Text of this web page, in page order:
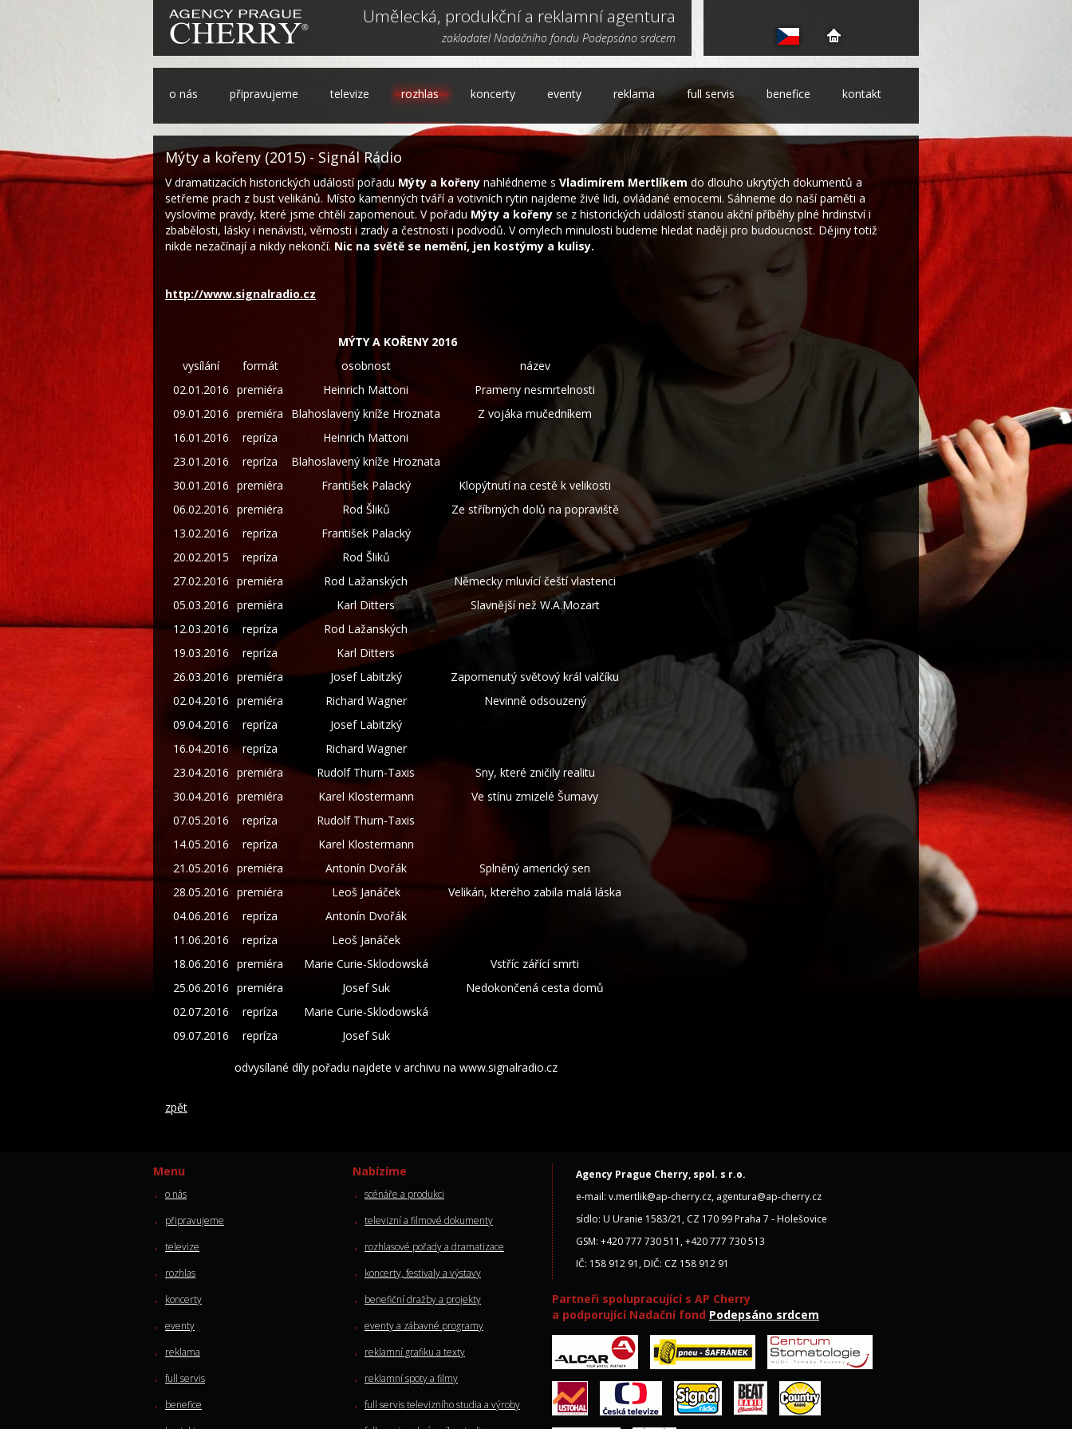
Umělecká, produkční a reklamní agentura
zakladatel Nadačního fondu Podepsáno srdcem
o nás připravujeme televize rozhlas koncerty eventy reklama full servis benefice kontakt
Mýty a kořeny (2015) - Signál Rádio
V dramatizacích historických událostí pořadu Mýty a kořeny nahlédneme s Vladimírem Mertlíkem do dlouho ukrytých dokumentů a
setřeme prach z bust velikánů. Místo kamenných tváří a votivních rytin najdeme živé lidi, ovládané emocemi. Sáhneme do naší paměti a
vyslovíme pravdy, které jsme chtěli zapomenout. V pořadu Mýty a kořeny se z historických událostí stanou akční příběhy plné hrdinství i
zbabělosti, lásky i nenávisti, věrnosti i zrady a čestnosti i podvodů. V omylech minulosti budeme hledat naději pro budoucnost. Dějiny totiž
nikde nezačínají a nikdy nekončí. Nic na světě se nemění, jen kostýmy a kulisy.
http://www.signalradio.cz
MÝTY A KOŘENY 2016
vysílání
formát osobnost
název
02.01.2016 premiéra Heinrich Mattoni
Prameny nesmrtelnosti
09.01.2016 premiéra Blahoslavený kníže Hroznata
Z vojáka mučedníkem
16.01.2016
repríza
Heinrich Mattoni
23.01.2016
repríza
Blahoslavený kníže Hroznata
30.01.2016 premiéra František Palacký
Klopýtnutí na cestě k velikosti
06.02.2016 premiéra Rod Šliků
Ze stříbrných dolů na popraviště
13.02.2016
repríza
František Palacký
20.02.2015
repríza
Rod Šliků
27.02.2016 premiéra Rod Lažanských
Německy mluvící čeští vlastenci
05.03.2016 premiéra Karl Ditters
Slavnější než W.A.Mozart
12.03.2016
repríza
Rod Lažanských
19.03.2016
repríza
Karl Ditters
26.03.2016 premiéra Josef Labitzký
Zapomenutý světový král valčíku
02.04.2016 premiéra Richard Wagner
Nevinně odsouzený
09.04.2016
repríza
Josef Labitzký
16.04.2016
repríza
Richard Wagner
23.04.2016 premiéra Rudolf Thurn-Taxis
Sny, které zničily realitu
30.04.2016 premiéra Karel Klostermann
Ve stínu zmizelé Šumavy
07.05.2016
repríza
Rudolf Thurn-Taxis
14.05.2016
repríza
Karel Klostermann
21.05.2016 premiéra Antonín Dvořák
Splněný americký sen
28.05.2016 premiéra Leoš Janáček
Velikán, kterého zabila malá láska
04.06.2016
repríza
Antonín Dvořák
11.06.2016
repríza
Leoš Janáček
18.06.2016 premiéra Marie Curie-Sklodowská
Vstříc zářící smrti
25.06.2016 premiéra Josef Suk
Nedokončená cesta domů
02.07.2016
repríza
Marie Curie-Sklodowská
09.07.2016
repríza Josef Suk
odvysílané díly pořadu najdete v archivu na www.signalradio.cz
zpět
Menu
o nás
připravujeme
televize
rozhlas
koncerty
eventy
reklama
full servis
benefice
Nabízíme
scénáře a produkci
televizní a filmové dokumenty
rozhlasové pořady a dramatizace
koncerty, festivaly a výstavy
benefiční dražby a projekty
eventy a zábavné programy
reklamní grafiku a texty
reklamní spoty a filmy
full servis televizního studia a výroby
Agency Prague Cherry, spol. s r.o.
e-mail: v.mertlik@ap-cherry.cz, agentura@ap-cherry.cz
sídlo: U Uranie 1583/21, CZ 170 99 Praha 7 - Holešovice
GSM: +420 777 730 511, +420 777 730 513
IČ: 158 912 91, DIČ: CZ 158 912 91
Partneři spolupracující s AP Cherry
a podporující Nadační fond Podepsáno srdcem